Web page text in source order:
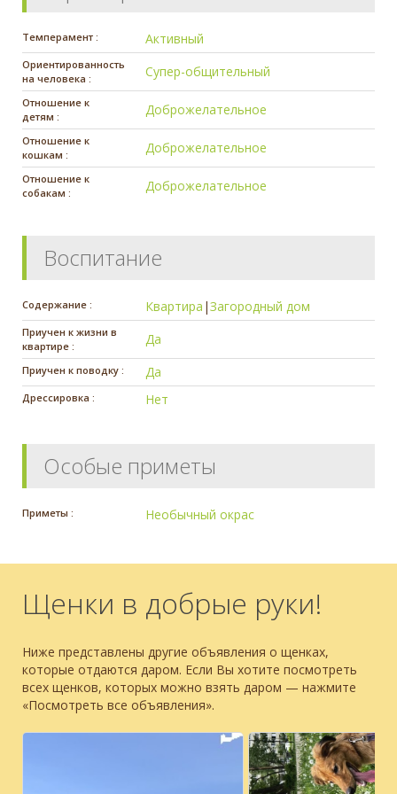
Темперамент : Активный
Ориентированность
на человека :
Супер-общительный
Отношение к
детям :
Доброжелательное
Отношение к
кошкам :
Доброжелательное
Отношение к
собакам :
Доброжелательное
Воспитание
Содержание : Квартира |Загородный дом
Приучен к жизни в
квартире :
Да
Приучен к поводку : Да
Дрессировка : Нет
Особые приметы
Приметы : Необычный окрас
Щенки в добрые руки!
Ниже представлены другие объявления о щенках,
которые отдаются даром. Если Вы хотите посмотреть
всех щенков, которых можно взять даром — нажмите
«Посмотреть все объявления».